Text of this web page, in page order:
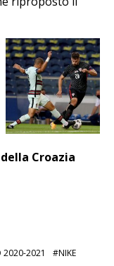
Croazia
2020-2021 NIKE